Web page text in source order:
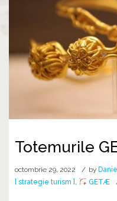
Totemurile
octombrie 29, 2022 by
[ strategie turism ] , GETÆ